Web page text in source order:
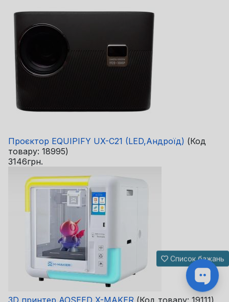
Проєктор EQUIPIFY UX-C21 (LED,Андроїд) (Код
товару: 18995)
3146грн.
3D принтер AOSEED X-MAKER (Код товару: 19111)
Список бажань